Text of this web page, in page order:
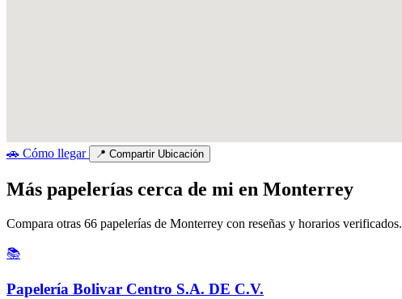
🚗 Cómo llegar 📍 Compartir Ubicación
Más papelerías cerca de mi en Monterrey
Compara otras 66 papelerías de Monterrey con reseñas y horarios verificados.
📚
Papelería Bolivar Centro S.A. DE C.V.